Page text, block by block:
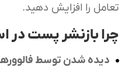
تعامل را افزایش دهید.
چرا بازنشر پست
دیده شدن توسط